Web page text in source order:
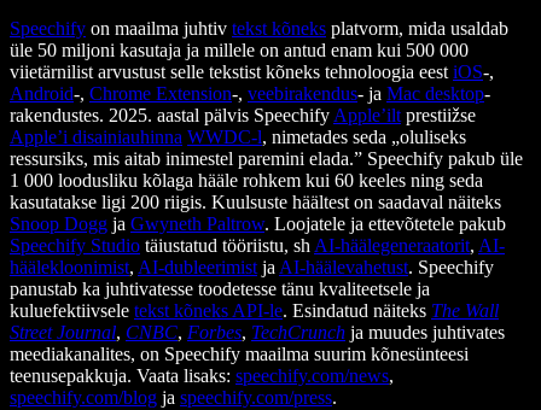
Speechify on maailma juhtiv tekst kõneks platvorm, mida usaldab
üle 50 miljoni kasutaja ja millele on antud enam kui 500 000
viietärnilist arvustust selle tekstist kõneks tehnoloogia eest iOS-,
Android-, Chrome Extension-, veebirakendus- ja Mac desktop-
rakendustes. 2025. aastal pälvis Speechify Apple’ilt prestiižse
Apple’i disainiauhinna WWDC-l, nimetades seda „oluliseks
ressursiks, mis aitab inimestel paremini elada.” Speechify pakub üle
1 000 loodusliku kõlaga hääle rohkem kui 60 keeles ning seda
kasutatakse ligi 200 riigis. Kuulsuste häältest on saadaval näiteks
Snoop Dogg ja Gwyneth Paltrow. Loojatele ja ettevõtetele pakub
Speechify Studio täiustatud tööriistu, sh AI-häälegeneraatorit, AI-
häälekloonimist, AI-dubleerimist ja AI-häälevahetust. Speechify
panustab ka juhtivatesse toodetesse tänu kvaliteetsele ja
kuluefektiivsele tekst kõneks API-le. Esindatud näiteks The Wall
Street Journal, CNBC, Forbes, TechCrunch ja muudes juhtivates
meediakanalites, on Speechify maailma suurim kõnesünteesi
teenusepakkuja. Vaata lisaks: speechify.com/news,
speechify.com/blog ja speechify.com/press.